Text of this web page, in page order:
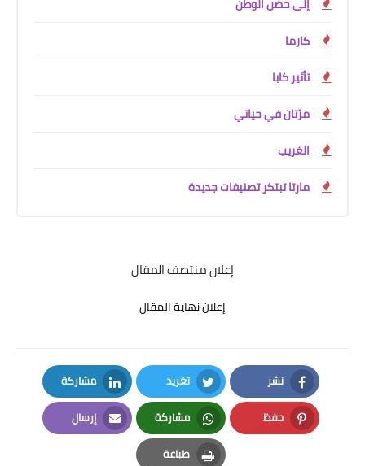
كارما
تأثير كابا
مرّتان في حياتي
الغريب
مارتا تبتكر تصنيفات جديدة
إعلان منتصف المقال
إعلان نهاية المقال
نشر
Facebook
تغريد
Twitter
مشاركة
LinkedIn
حفظ
Pinterest
مشاركة
Whatsapp
إرسال
Email
طباعة